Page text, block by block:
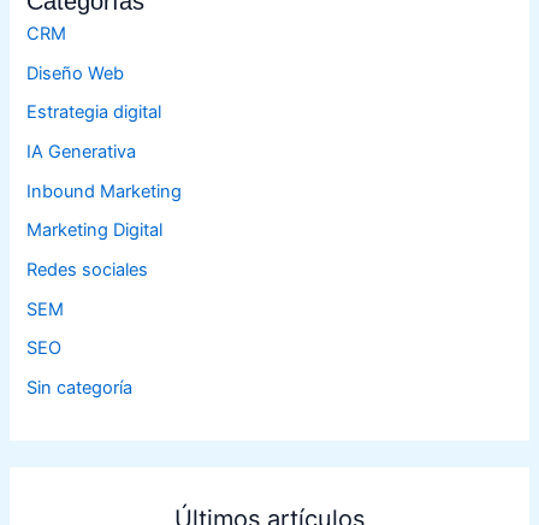
CRM
Diseño Web
Estrategia digital
IA Generativa
Inbound Marketing
Marketing Digital
Redes sociales
SEM
SEO
Sin categoría
Últimos artículos